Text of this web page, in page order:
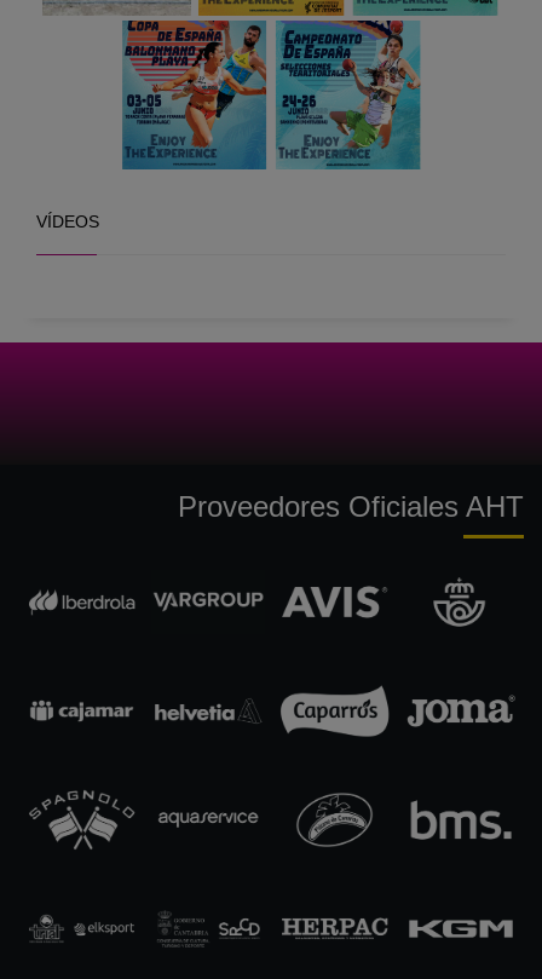
VÍDEOS
Proveedores Oficiales AHT